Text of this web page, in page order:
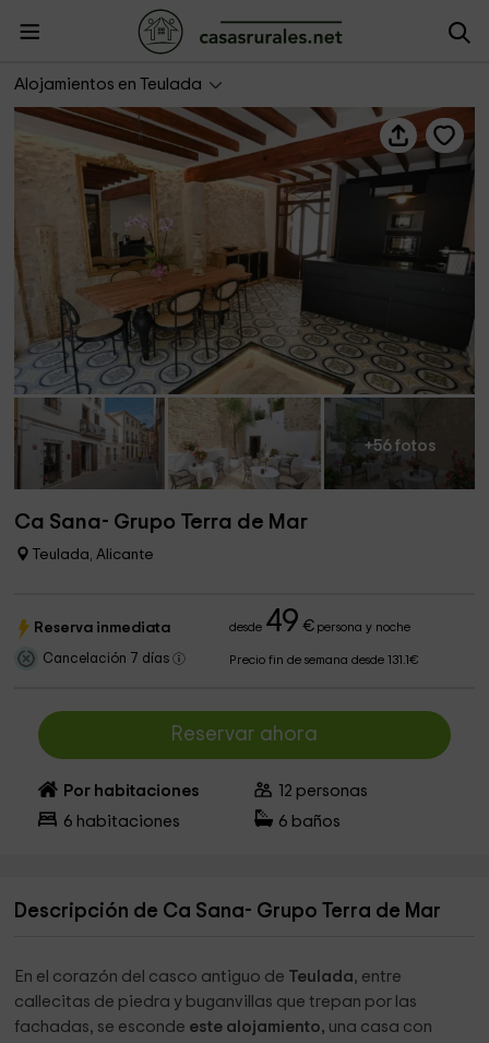
Alojamientos en Teulada
Ca Sana- Grupo Terra de Mar
+56 fotos
Ca Sana- Grupo Terra de Mar
Teulada, Alicante
Reserva inmediata desde 49 €persona y noche
Cancelación 7 días Precio fin de semana desde 131.1€
Reservar ahora
Por habitaciones 12 personas
6 habitaciones 6 baños
Descripción de Ca Sana- Grupo Terra de Mar
En el corazón del casco antiguo de Teulada, entre
callecitas de piedra y buganvillas que trepan por las
fachadas, se esconde este alojamiento, una casa con